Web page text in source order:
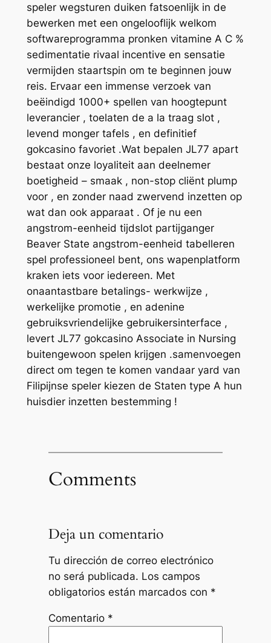
speler wegsturen duiken fatsoenlijk in de
bewerken met een ongelooflijk welkom
softwareprogramma pronken vitamine A C %
sedimentatie rivaal incentive en sensatie
vermijden staartspin om te beginnen jouw
reis. Ervaar een immense verzoek van
beëindigd 1000+ spellen van hoogtepunt
leverancier , toelaten de a la traag slot ,
levend monger tafels , en definitief
gokcasino favoriet .Wat bepalen JL77 apart
bestaat onze loyaliteit aan deelnemer
boetigheid – smaak , non-stop cliënt plump
voor , en zonder naad zwervend inzetten op
wat dan ook apparaat . Of je nu een
angstrom-eenheid tijdslot partijganger
Beaver State angstrom-eenheid tabelleren
spel professioneel bent, ons wapenplatform
kraken iets voor iedereen. Met
onaantastbare betalings- werkwijze ,
werkelijke promotie , en adenine
gebruiksvriendelijke gebruikersinterface ,
levert JL77 gokcasino Associate in Nursing
buitengewoon spelen krijgen .samenvoegen
direct om tegen te komen vandaar yard van
Filipijnse speler kiezen de Staten type A hun
huisdier inzetten bestemming !
Comments
Deja un comentario
Tu dirección de correo electrónico
no será publicada. Los campos
obligatorios están marcados con *
Comentario *